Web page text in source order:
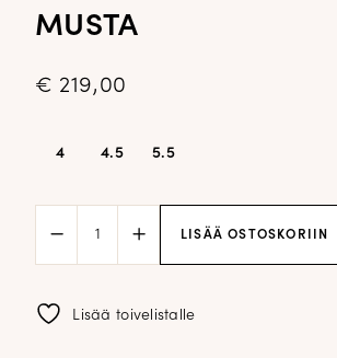
MUSTA
€ 219,00
4 4.5 5.5
korkokengät;
musta
LISÄÄ OSTOSKORIIN
Lisää toivelistalle